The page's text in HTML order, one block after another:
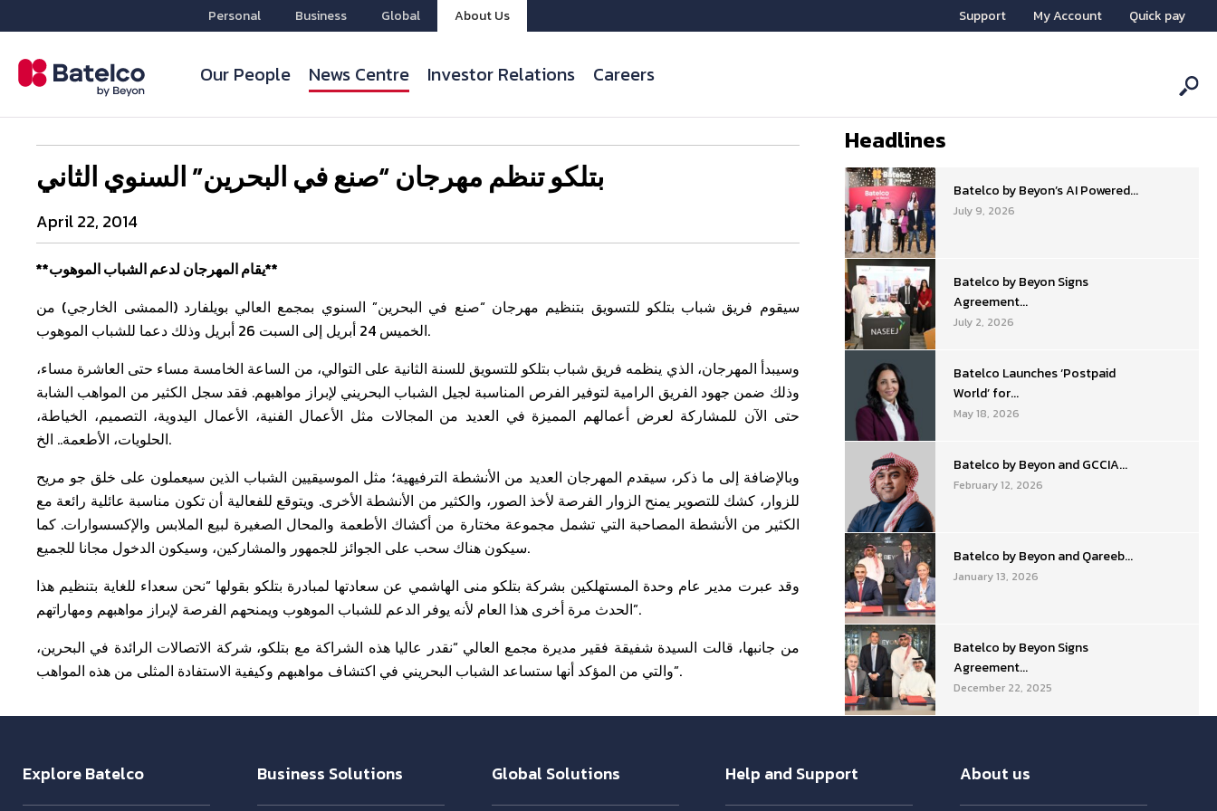
Support My Account Quick pay
Personal Business Global About Us
Our People News Centre Investor Relations Careers
بتلكو تنظم مهرجان “صنع في البحرين” السنوي الثاني
April 22, 2014
**يقام المهرجان لدعم الشباب الموهوب**
سيقوم فريق شباب بتلكو للتسويق بتنظيم مهرجان “صنع في البحرين” السنوي بمجمع العالي بويلفارد (الممشى الخارجي) من
الخميس 24 أبريل إلى السبت 26 أبريل وذلك دعما للشباب الموهوب.
وسيبدأ المهرجان، الذي ينظمه فريق شباب بتلكو للتسويق للسنة الثانية على التوالي، من الساعة الخامسة مساء حتى العاشرة مساء،
وذلك ضمن جهود الفريق الرامية لتوفير الفرص المناسبة لجيل الشباب البحريني لإبراز مواهبهم. فقد سجل الكثير من المواهب الشابة
حتى الآن للمشاركة لعرض أعمالهم المميزة في العديد من المجالات مثل الأعمال الفنية، الأعمال اليدوية، التصميم، الخياطة،
الحلويات، الأطعمة.. الخ.
وبالإضافة إلى ما ذكر، سيقدم المهرجان العديد من الأنشطة الترفيهية؛ مثل الموسيقيين الشباب الذين سيعملون على خلق جو مريح
للزوار، كشك للتصوير يمنح الزوار الفرصة لأخذ الصور، والكثير من الأنشطة الأخرى. ويتوقع للفعالية أن تكون مناسبة عائلية رائعة مع
الكثير من الأنشطة المصاحبة التي تشمل مجموعة مختارة من أكشاك الأطعمة والمحال الصغيرة لبيع الملابس والإكسسوارات. كما
سيكون هناك سحب على الجوائز للجمهور والمشاركين، وسيكون الدخول مجانا للجميع.
وقد عبرت مدير عام وحدة المستهلكين بشركة بتلكو منى الهاشمي عن سعادتها لمبادرة بتلكو بقولها “نحن سعداء للغاية بتنظيم هذا
الحدث مرة أخرى هذا العام لأنه يوفر الدعم للشباب الموهوب ويمنحهم الفرصة لإبراز مواهبهم ومهاراتهم”.
من جانبها، قالت السيدة شفيقة فقير مديرة مجمع العالي “نقدر عاليا هذه الشراكة مع بتلكو، شركة الاتصالات الرائدة في البحرين،
والتي من المؤكد أنها ستساعد الشباب البحريني في اكتشاف مواهبهم وكيفية الاستفادة المثلى من هذه المواهب”.
Headlines
Batelco by Beyon’s AI Powered...
July 9, 2026
Batelco by Beyon Signs
Agreement...
July 2, 2026
Batelco Launches ‘Postpaid
World’ for...
May 18, 2026
Batelco by Beyon and GCCIA...
February 12, 2026
Batelco by Beyon and Qareeb...
January 13, 2026
Batelco by Beyon Signs
Agreement...
December 22, 2025
Explore Batelco Business Solutions Global Solutions Help and Support About us